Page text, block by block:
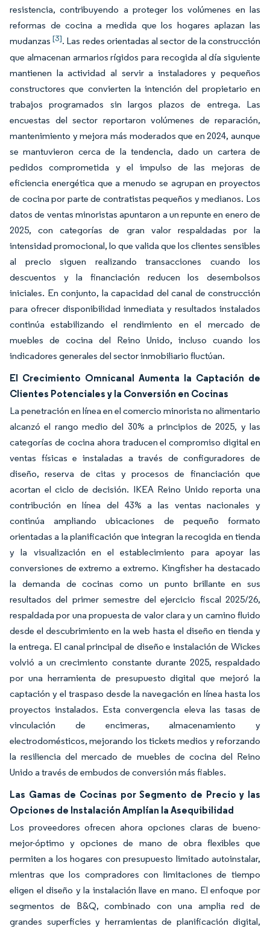
resistencia, contribuyendo a proteger los volúmenes en las
reformas de cocina a medida que los hogares aplazan las
mudanzas[3]. Las redes orientadas al sector de la construcción
que almacenan armarios rígidos para recogida al día siguiente
mantienen la actividad al servir a instaladores y pequeños
constructores que convierten la intención del propietario en
trabajos programados sin largos plazos de entrega. Las
encuestas del sector reportaron volúmenes de reparación,
mantenimiento y mejora más moderados que en 2024, aunque
se mantuvieron cerca de la tendencia, dado un cartera de
pedidos comprometida y el impulso de las mejoras de
eficiencia energética que a menudo se agrupan en proyectos
de cocina por parte de contratistas pequeños y medianos. Los
datos de ventas minoristas apuntaron a un repunte en enero de
2025, con categorías de gran valor respaldadas por la
intensidad promocional, lo que valida que los clientes sensibles
al precio siguen realizando transacciones cuando los
descuentos y la financiación reducen los desembolsos
iniciales. En conjunto, la capacidad del canal de construcción
para ofrecer disponibilidad inmediata y resultados instalados
continúa estabilizando el rendimiento en el mercado de
muebles de cocina del Reino Unido, incluso cuando los
indicadores generales del sector inmobiliario fluctúan.
El Crecimiento Omnicanal Aumenta la Captación de
Clientes Potenciales y la Conversión en Cocinas
La penetración en línea en el comercio minorista no alimentario
alcanzó el rango medio del 30% a principios de 2025, y las
categorías de cocina ahora traducen el compromiso digital en
ventas físicas e instaladas a través de configuradores de
diseño, reserva de citas y procesos de financiación que
acortan el ciclo de decisión. IKEA Reino Unido reporta una
contribución en línea del 43% a las ventas nacionales y
continúa ampliando ubicaciones de pequeño formato
orientadas a la planificación que integran la recogida en tienda
y la visualización en el establecimiento para apoyar las
conversiones de extremo a extremo. Kingfisher ha destacado
la demanda de cocinas como un punto brillante en sus
resultados del primer semestre del ejercicio fiscal 2025/26,
respaldada por una propuesta de valor clara y un camino fluido
desde el descubrimiento en la web hasta el diseño en tienda y
la entrega. El canal principal de diseño e instalación de Wickes
volvió a un crecimiento constante durante 2025, respaldado
por una herramienta de presupuesto digital que mejoró la
captación y el traspaso desde la navegación en línea hasta los
proyectos instalados. Esta convergencia eleva las tasas de
vinculación de encimeras, almacenamiento y
electrodomésticos, mejorando los tickets medios y reforzando
la resiliencia del mercado de muebles de cocina del Reino
Unido a través de embudos de conversión más fiables.
Las Gamas de Cocinas por Segmento de Precio y las
Opciones de Instalación Amplían la Asequibilidad
Los proveedores ofrecen ahora opciones claras de bueno-
mejor-óptimo y opciones de mano de obra flexibles que
permiten a los hogares con presupuesto limitado autoinstalar,
mientras que los compradores con limitaciones de tiempo
eligen el diseño y la instalación llave en mano. El enfoque por
segmentos de B&Q, combinado con una amplia red de
grandes superficies y herramientas de planificación digital,